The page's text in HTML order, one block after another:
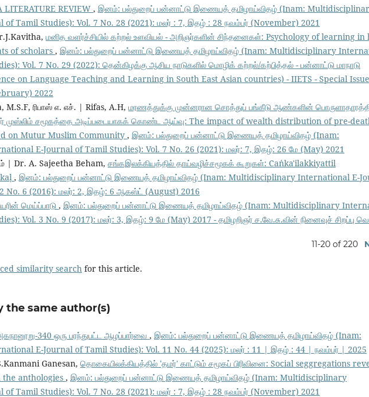
REVIEW , இனம்: பல்துறைப் பன்னாட்டு இணையத் தமிழாய்விதழ் (Inam:
Tamil Studies): Vol. 7 No. 28 (2021): மலர் : 7, இதழ் : 28 நவம்பர் (November) 2021
மனித வளர்ச்சியில் கற்றல் உளவியல் - அறிஞர்களின் சிந்தனைகள்: Psychology of learning in
of scholars , இனம்: பல்துறைப் பன்னாட்டு இணையத் தமிழாய்விதழ் (Inam: Multidisciplinary
Vol. 7 No. 29 (2022): தென்கிழக்கு ஆசிய நாடுகளில் மொழிக் கற்றல்/கற்பித்தல் - பன்னாட்டு மாநாடு
on Language Teaching and Learning in South East Asian countries) - IIETS - Special
2022
M.S.F, ரிபாஸ் எ. எச். | Rifas, A.H, மரணத்துக்கு முன்னரான சொத்துப் பங்கீடு ஆண்களின்
முஸ்லிம் சமூகத்தை அடிப்படையாகக் கொண்ட ஆய்வு: The impact of wealth distribution of pre-
on Mutur Muslim Community , இனம்: பல்துறைப் பன்னாட்டு இணையத் தமிழாய்விதழ் (Inam:
E-Journal of Tamil Studies): Vol. 7 No. 26 (2021): மலர்: 7, இதழ்: 26 மே (May) 2021
| Dr. A. Sajeetha Beham, சங்கஇலக்கியத்தில் தாய்வழிச்சமூகக் கூறுகள்: Caṅka'ilakkiyattil
, இனம்: பல்துறைப் பன்னாட்டு இணையத் தமிழாய்விதழ் (Inam: Multidisciplinary International E-
No. 6 (2016): மலர்: 2, இதழ்: 6 ஆகஸ்ட் (August) 2016
மெய்ப்பாடு , இனம்: பல்துறைப் பன்னாட்டு இணையத் தமிழாய்விதழ் (Inam: Multidisciplinary
Vol. 3 No. 9 (2017): மலர்: 3, இதழ்: 9 மே (May) 2017 - தமிழறிஞர் ச.வே.சு.வின் நினைவுச் சிறப்பு
11-20 of 220
similarity search for this article.
the same author(s)
340 ஒரு பரந்துபட்ட ஆழப்பார்வை , இனம்: பல்துறைப் பன்னாட்டு இணையத் தமிழாய்விதழ் (Inam:
E-Journal of Tamil Studies): Vol. 11 No. 44 (2025): மலர் : 11 | இதழ் : 44 | நவம்பர் | 2025
Ganesan, தொகையிலக்கியத்தில் 'தமர்' காட்டும் சமூகப் பிரிவினை: Social seggregations
anthologies , இனம்: பல்துறைப் பன்னாட்டு இணையத் தமிழாய்விதழ் (Inam: Multidisciplinary
Tamil Studies): Vol. 7 No. 28 (2021): மலர் : 7, இதழ் : 28 நவம்பர் (November) 2021